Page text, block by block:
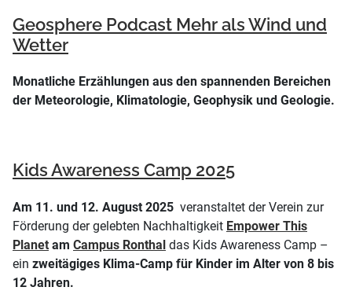
Geosphere Podcast Mehr als Wind und
Wetter
Monatliche Erzählungen aus den spannenden Bereichen
der Meteorologie, Klimatologie, Geophysik und Geologie.
Kids Awareness Camp 2025
Am 11. und 12. August 2025 veranstaltet der Verein zur
Förderung der gelebten Nachhaltigkeit Empower This
Planet am Campus Ronthal das Kids Awareness Camp –
ein zweitägiges Klima-Camp für Kinder im Alter von 8 bis
12 Jahren.